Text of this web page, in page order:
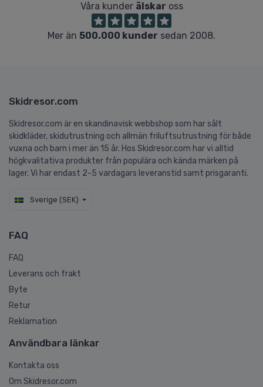
Våra kunder älskar oss
Mer än 500.000 kunder sedan 2008.
Skidresor.com
Skidresor.com är en skandinavisk webbshop som har sålt
skidkläder, skidutrustning och allmän friluftsutrustning för både
vuxna och barn i mer än 15 år. Hos Skidresor.com har vi alltid
högkvalitativa produkter från populära och kända märken på
lager. Vi har endast 2-5 vardagars leveranstid samt prisgaranti.
Sverige (SEK)
FAQ
FAQ
Leverans och frakt
Byte
Retur
Reklamation
Användbara länkar
Kontakta oss
Om Skidresor.com